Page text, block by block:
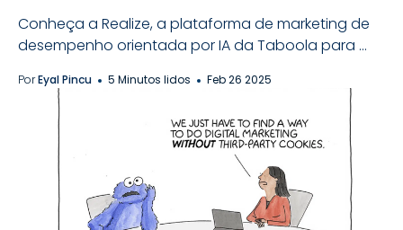
Conheça a Realize, a plataforma de marketing de
desempenho orientada por IA da Taboola para ...
PorEyal Pincu 5 Minutos lidos Feb 26 2025